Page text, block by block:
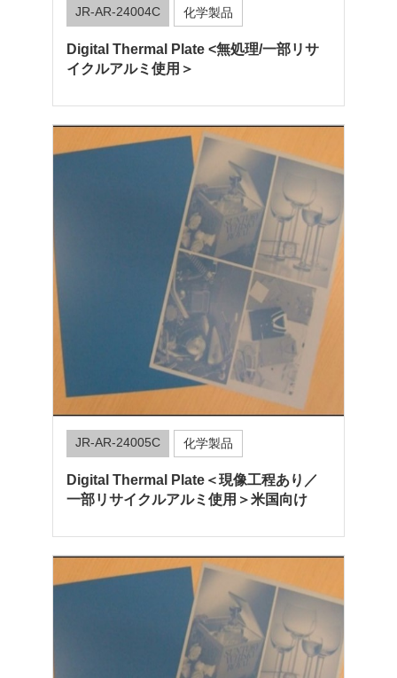
JR-AR-24004C 化学製品
Digital Thermal Plate <無処理/一部リサ
イクルアルミ使用＞
JR-AR-24005C 化学製品
Digital Thermal Plate＜現像工程あり／
一部リサイクルアルミ使用＞米国向け